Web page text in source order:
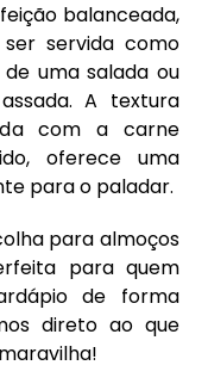
balanceada,
servida como
uma salada ou
A textura
com a carne
oferece uma
para o paladar.
para almoços
para quem
de forma
direto ao que